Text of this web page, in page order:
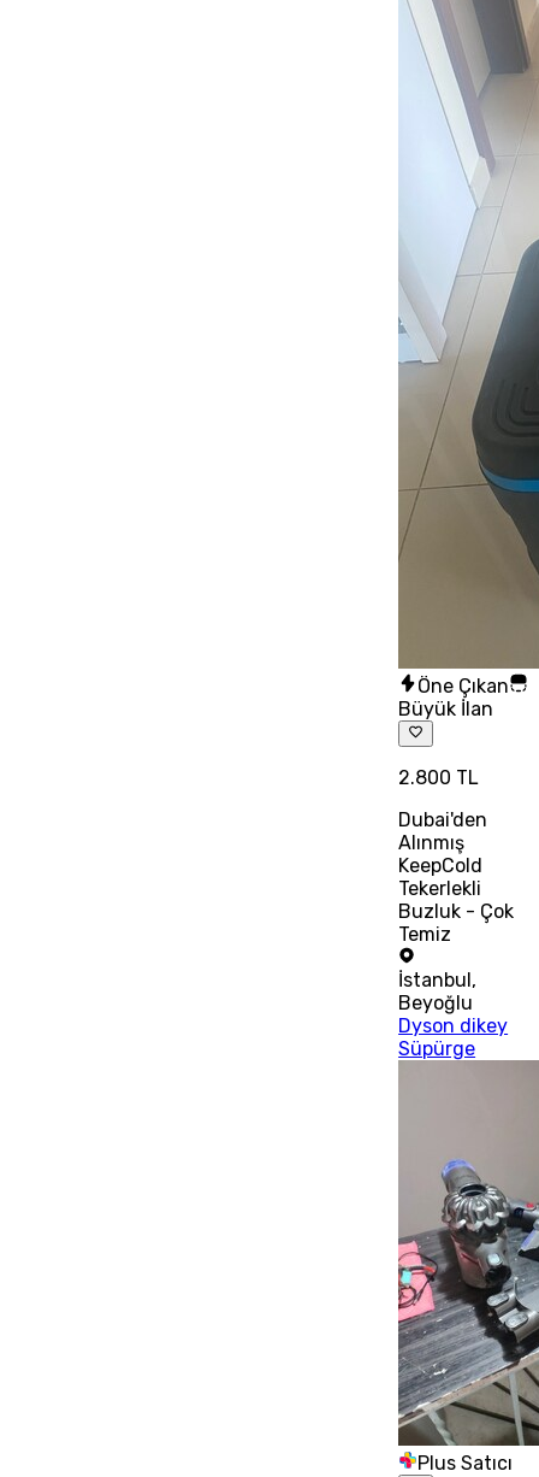
Öne Çıkan
Büyük İlan
2.800 TL
Dubai'den
Alınmış
KeepCold
Tekerlekli
Buzluk - Çok
Temiz
İstanbul ,
Beyoğlu
Dyson dikey
Süpürge
Plus Satıcı